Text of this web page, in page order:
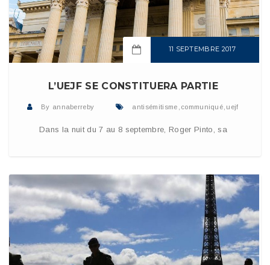
11 SEPTEMBRE 2017
L’UEJF SE CONSTITUERA PARTIE
By annaberreby antisémitisme communiqué uejf
Dans la nuit du 7 au 8 septembre, Roger Pinto, sa